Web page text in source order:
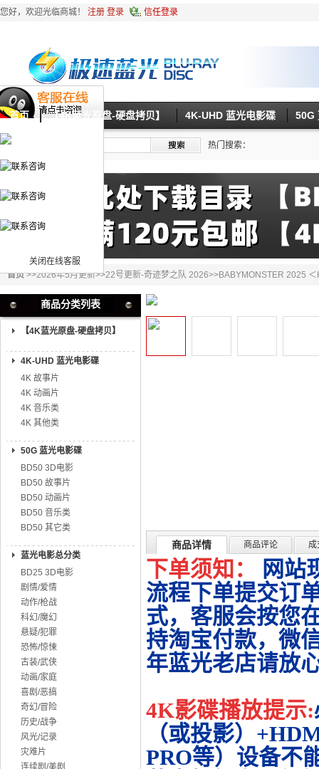
关闭在线客服
您好，欢迎光临商城！ 注册 登录 信任登录
首页 【4K蓝光原盘-硬盘拷贝】 4K-UHD 蓝光电影碟 50G
热门搜索：
首页>>2026年5月更新>>22号更新-奇迹梦之队 2026>>BABYMONSTER 2025
商品分类列表
【4K蓝光原盘-硬盘拷贝】
4K-UHD 蓝光电影碟
4K 故事片
4K 动画片
4K 音乐类
4K 其他类
50G 蓝光电影碟
BD50 3D电影
BD50 故事片
BD50 动画片
BD50 音乐类
BD50 其它类
蓝光电影总分类
BD25 3D电影
剧情/爱情
动作/枪战
科幻/魔幻
悬疑/犯罪
恐怖/惊悚
古装/武侠
动画/家庭
喜剧/恶搞
奇幻/冒险
历史/战争
风光/记录
灾难片
连续剧/美剧
商品详情 商品评论 成
下单须知：
网站
流程下单提交订
式，客服会按您
持淘宝付款，微
年蓝光老店请放
4K影碟播放提示:
（或投影）
PRO等）设备不